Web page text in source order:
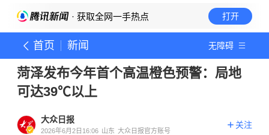
· 获取全网一手热点 打开
首页 新闻 无障碍
菏泽发布今年首个高温橙色预警：局地
可达39℃以上
大众日报
2026年6月2日16:06 山东 大众日报官方账号
关注